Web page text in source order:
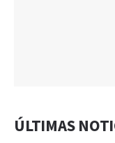
ÚLTIMAS